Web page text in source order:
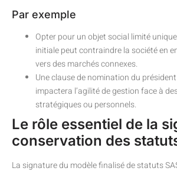
Par exemple
Opter pour un objet social limité
initiale peut contraindre la société en
vers des marchés connexes.
Une clause de nomination du
impactera l’agilité de gestion face à
stratégiques ou personnels.
Le rôle essentiel de la
conservation des
La signature du modèle finalisé de statuts